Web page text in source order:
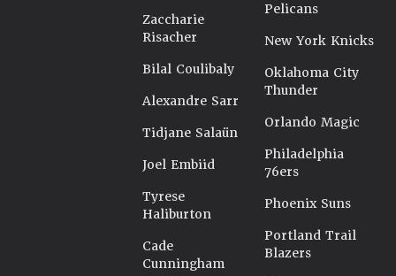
Zaccharie
Risacher
Bilal Coulibaly
Alexandre Sarr
Tidjane Salaün
Joel Embiid
Tyrese
Haliburton
Cade
Cunningham
Pelicans
New York Knicks
Oklahoma City
Thunder
Orlando Magic
Philadelphia
76ers
Phoenix Suns
Portland Trail
Blazers